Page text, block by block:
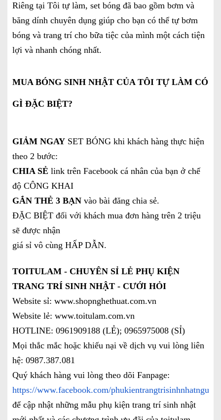
Riêng tại Tôi tự làm, set bóng đã bao gồm bơm và
băng dính chuyên dụng giúp cho bạn có thể tự bơm
bóng và trang trí cho bữa tiệc của mình một cách tiện
lợi và nhanh chóng nhất.
MUA BÓNG SINH NHẬT CỦA TÔI TỰ LÀM CÓ
GÌ ĐẶC BIỆT?
GIẢM NGAY SET BÓNG khi khách hàng thực hiện
theo 2 bước:
CHIA SẺ link trên Facebook cá nhân của bạn ở chế
độ CÔNG KHAI
GẮN THẺ 3 BẠN vào bài đăng chia sẻ.
ĐẶC BIỆT đối với khách mua đơn hàng trên 2 triệu
sẽ được nhận
giá sỉ vô cùng HẤP DẪN.
TOITULAM - CHUYÊN SỈ LẺ PHỤ KIỆN
TRANG TRÍ SINH NHẬT - CƯỚI HỎI
Website sỉ: www.shopnghethuat.com.vn
Website lẻ: www.toitulam.com.vn
HOTLINE: 0961909188 (LẺ); 0965975008 (SỈ)
Mọi thắc mắc hoặc khiếu nại về dịch vụ vui lòng liên
hệ: 0987.387.081
Quý khách hàng vui lòng theo dõi Fanpage:
https://www.facebook.com/
để cập nhật những mẫu phụ kiện trang trí sinh nhật